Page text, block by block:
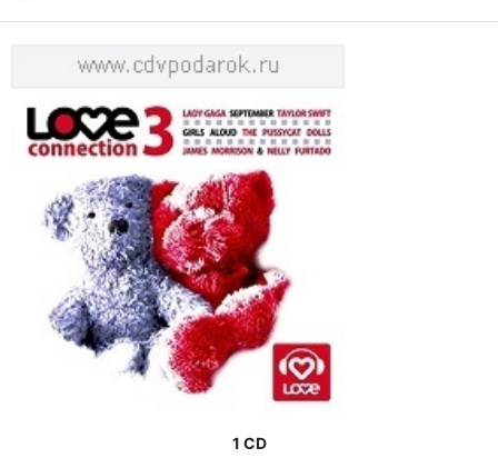
1 CD